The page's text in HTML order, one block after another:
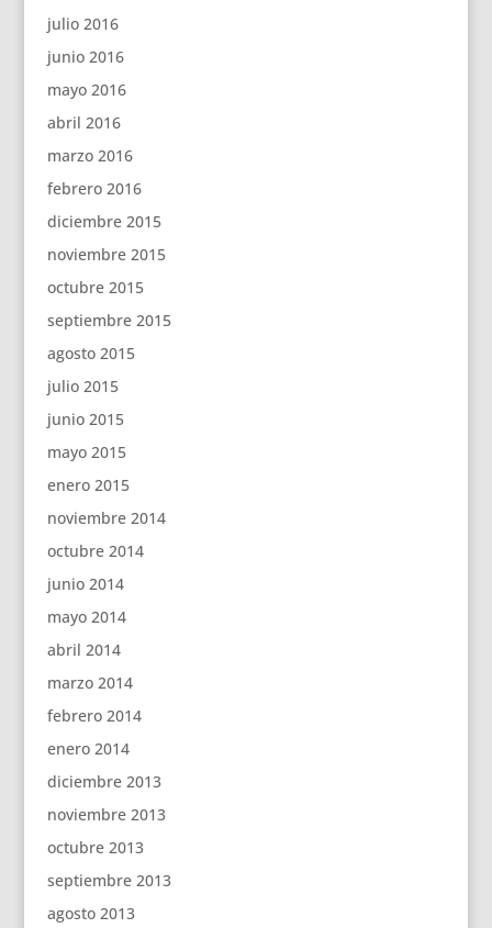
julio 2016
junio 2016
mayo 2016
abril 2016
marzo 2016
febrero 2016
diciembre 2015
noviembre 2015
octubre 2015
septiembre 2015
agosto 2015
julio 2015
junio 2015
mayo 2015
enero 2015
noviembre 2014
octubre 2014
junio 2014
mayo 2014
abril 2014
marzo 2014
febrero 2014
enero 2014
diciembre 2013
noviembre 2013
octubre 2013
septiembre 2013
agosto 2013